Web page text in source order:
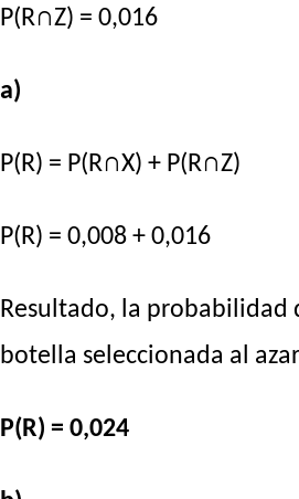
P(R∩Z) = 0,016
a)
P(R) = P(R∩X) + P(R∩Z)
P(R) = 0,008 + 0,016
Resultado, la probabilidad
botella seleccionada al
P(R) = 0,024